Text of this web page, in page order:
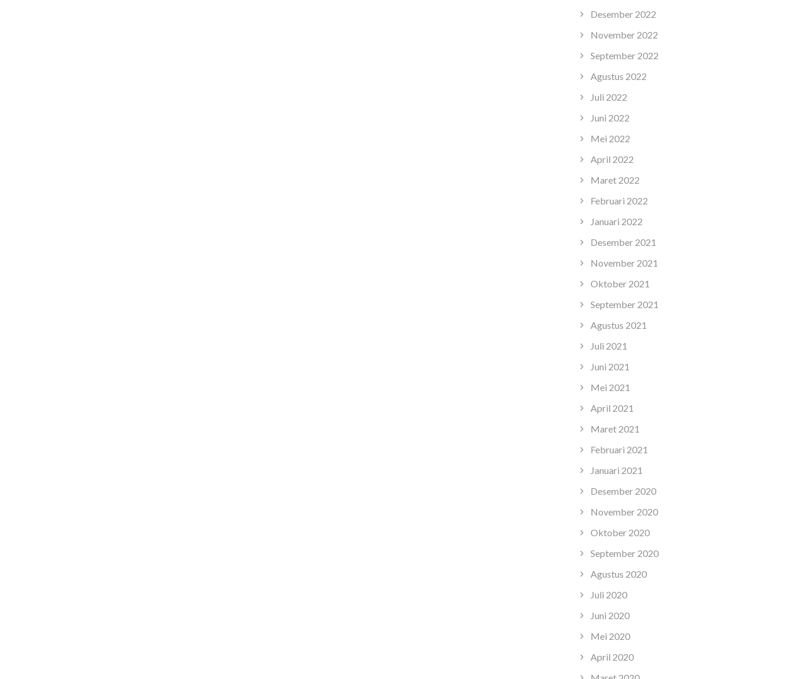
Desember 2022
November 2022
September 2022
Agustus 2022
Juli 2022
Juni 2022
Mei 2022
April 2022
Maret 2022
Februari 2022
Januari 2022
Desember 2021
November 2021
Oktober 2021
September 2021
Agustus 2021
Juli 2021
Juni 2021
Mei 2021
April 2021
Maret 2021
Februari 2021
Januari 2021
Desember 2020
November 2020
Oktober 2020
September 2020
Agustus 2020
Juli 2020
Juni 2020
Mei 2020
April 2020